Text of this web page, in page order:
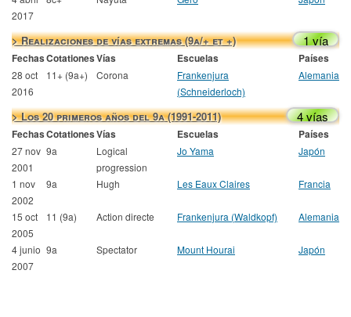
2017
> Realizaciones de vías extremas (9a/+ et +) 1 vía
FechasCotationesVías Escuelas Países
28 oct
2016
11+ (9a+) Corona
Frankenjura
(Schneiderloch)
Alemania
> Los 20 primeros años del 9a (1991-2011) 4 vías
FechasCotationesVías Escuelas Países
27 nov
2001
9a
Logical
progression
Jo Yama Japón
1 nov
2002
9a Hugh Les Eaux Claires Francia
15 oct
2005
11 (9a) Action directe Frankenjura (Waldkopf) Alemania
4 junio
2007
9a Spectator Mount Hourai Japón